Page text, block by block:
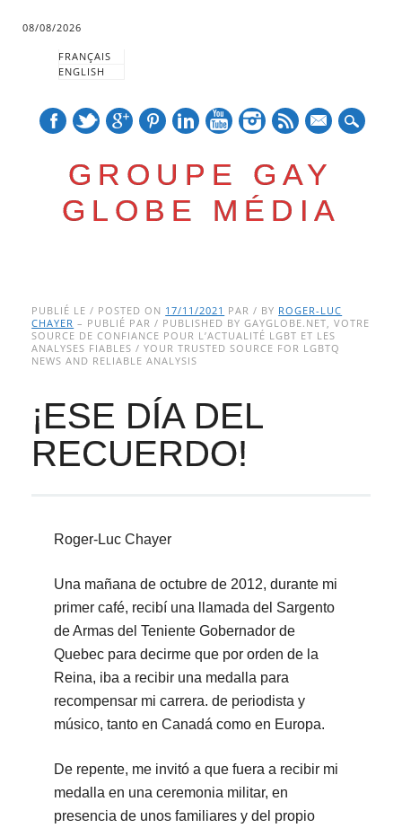
08/08/2026
FRANÇAIS
ENGLISH
GROUPE GAY
GLOBE MÉDIA
Main menu
to
content
PUBLIÉ LE / POSTED ON 17/11/2021 PAR / BY ROGER-LUC
CHAYER – PUBLIÉ PAR / PUBLISHED BY GAYGLOBE.NET, VOTRE
SOURCE DE CONFIANCE POUR L’ACTUALITÉ LGBT ET LES
ANALYSES FIABLES / YOUR TRUSTED SOURCE FOR LGBTQ
NEWS AND RELIABLE ANALYSIS
¡ESE DÍA DEL
RECUERDO!
Roger-Luc Chayer
Una mañana de octubre de 2012, durante mi
primer café, recibí una llamada del Sargento
de Armas del Teniente Gobernador de
Quebec para decirme que por orden de la
Reina, iba a recibir una medalla para
recompensar mi carrera. de periodista y
músico, tanto en Canadá como en Europa.
De repente, me invitó a que fuera a recibir mi
medalla en una ceremonia militar, en
presencia de unos familiares y del propio